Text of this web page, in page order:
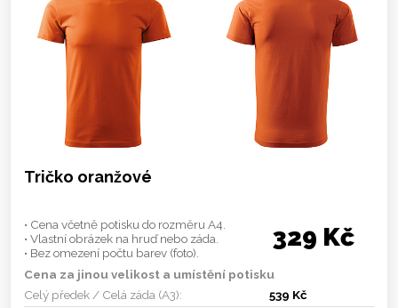
Tričko oranžové
• Cena včetně potisku do rozměru A4.
• Vlastní obrázek na hruď nebo záda.
• Bez omezení počtu barev (foto).
329 Kč
Cena za jinou velikost a umístění potisku
Celý předek / Celá záda (A3):
539 Kč